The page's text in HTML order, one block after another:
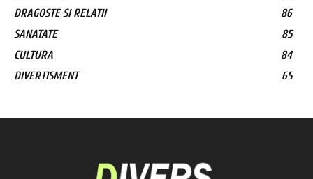
DRAGOSTE SI RELATII
86
SANATATE
85
CULTURA
84
DIVERTISMENT
65